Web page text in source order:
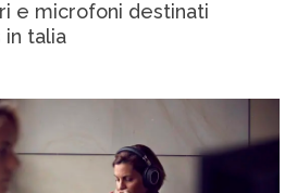
e microfoni destinati
in talia